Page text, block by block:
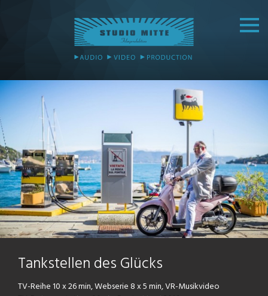
Tankstellen des Glücks
TV-Reihe 10 x 26 min, Webserie 8 x 5 min, VR-Musikvideo